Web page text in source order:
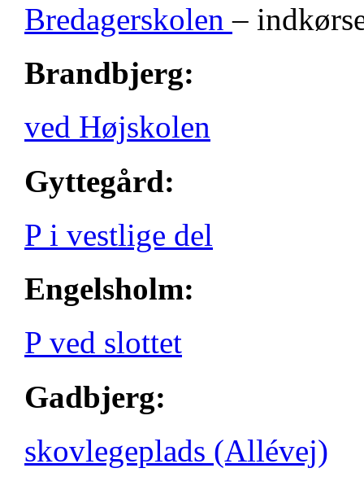
Bredagerskolen–
Brandbjerg:
ved Højskolen
Gyttegård:
P i vestlige del
Engelsholm:
P ved slottet
Gadbjerg:
skovlegeplads (Allévej)